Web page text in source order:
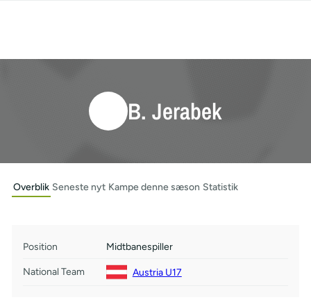
B. Jerabek
Overblik Seneste nyt Kampe denne sæson Statistik
Position Midtbanespiller
National Team Austria U17